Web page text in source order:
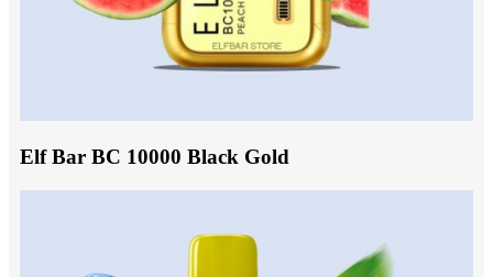
Elf Bar BC 10000 Black Gold